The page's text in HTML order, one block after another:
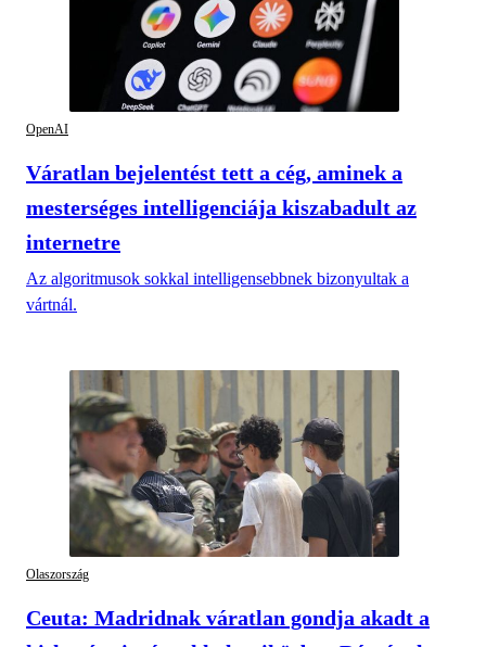
OpenAI
Váratlan bejelentést tett a cég, aminek a
mesterséges intelligenciája kiszabadult az
internetre
Az algoritmusok sokkal intelligensebbnek bizonyultak a
vártnál.
Olaszország
Ceuta: Madridnak váratlan gondja akadt a